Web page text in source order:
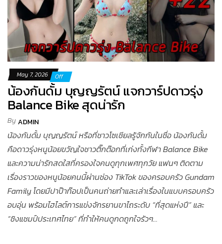
May 7, 2026 Off
น้องกันดั้ม บุญญรัตน์ แจกวาร์ปดาวรุ่ง
Balance Bike สุดน่ารัก
ByADMIN
น้องกันดั้ม บุญญรัตน์ หรือที่ชาวโซเชียลรู้จักกันในชื่อ น้องกันดั้ม
คือดาวรุ่งหนูน้อยขวัญใจชาวติ๊กต๊อกที่เก่งทั้งกีฬา Balance Bike
และความน่ารักสดใสที่ครองใจคนดูทุกเพศทุกวัย แฟนๆ ติดตาม
เรื่องราวของหนูน้อยคนนี้ผ่านช่อง TikTok ของครอบครัว Gundam
Family โดยมีปาป๊าท๊อปเป็นคนถ่ายทำและเล่าเรื่องในแบบครอบครัว
อบอุ่น พร้อมไฮไลต์การแข่งจักรยานขาไถระดับ “ที่สุดแห่งปี” และ
“ชิงแชมป์ประเทศไทย” ที่ทำให้คนดูกดถูกใจรัวๆ…